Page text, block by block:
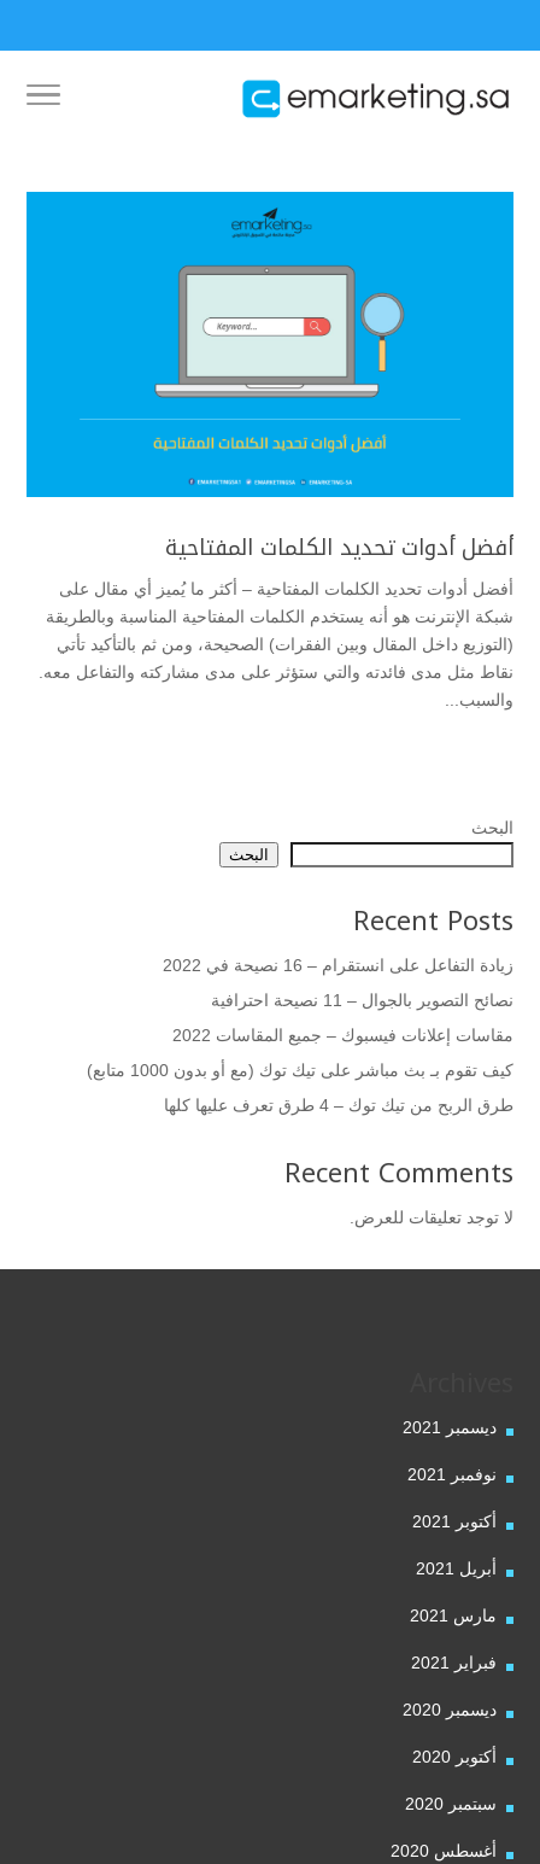
أفضل أدوات تحديد الكلمات المفتاحية
أفضل أدوات تحديد الكلمات المفتاحية – أكثر ما يُميز أي مقال على
شبكة الإنترنت هو أنه يستخدم الكلمات المفتاحية المناسبة وبالطريقة
(التوزيع داخل المقال وبين الفقرات) الصحيحة، ومن ثم بالتأكيد تأتي
نقاط مثل مدى فائدته والتي ستؤثر على مدى مشاركته والتفاعل معه.
والسبب...
البحث
البحث
Recent Posts
زيادة التفاعل على انستقرام – 16 نصيحة في 2022
نصائح التصوير بالجوال – 11 نصيحة احترافية
مقاسات إعلانات فيسبوك – جميع المقاسات 2022
كيف تقوم بـ بث مباشر على تيك توك (مع أو بدون 1000 متابع)
طرق الربح من تيك توك – 4 طرق تعرف عليها كلها
Recent Comments
لا توجد تعليقات للعرض.
ديسمبر 2021
نوفمبر 2021
أكتوبر 2021
أبريل 2021
مارس 2021
فبراير 2021
ديسمبر 2020
أكتوبر 2020
سبتمبر 2020
أغسطس 2020